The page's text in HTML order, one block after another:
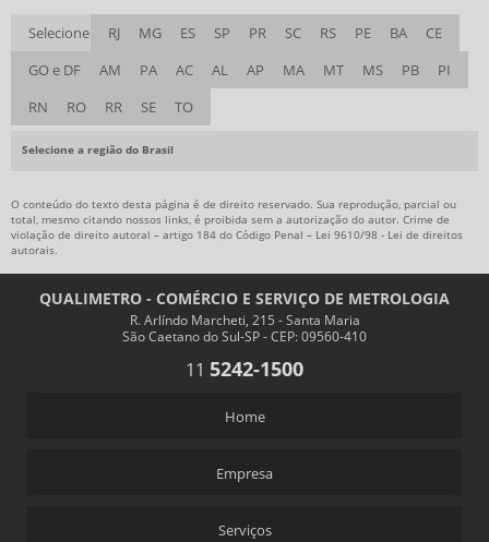
Selecione RJ MG ES SP PR SC RS PE BA
CE
GO e DF
AM PA AC AL AP MA MT MS PB
PI
RN
RO RR SE TO
Selecione a região do Brasil
O conteúdo do texto desta página é de direito reservado. Sua reprodução, parcial ou
total, mesmo citando nossos links, é proibida sem a autorização do autor. Crime de
violação de direito autoral – artigo 184 do Código Penal – Lei 9610/98 - Lei de direitos
autorais.
QUALIMETRO - COMÉRCIO E SERVIÇO DE METROLOGIA
R. Arlíndo Marcheti, 215 - Santa Maria
São Caetano do Sul-SP - CEP: 09560-410
11 5242-1500
Home
Empresa
Serviços